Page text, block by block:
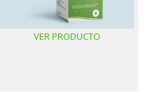
VER PRODUCTO